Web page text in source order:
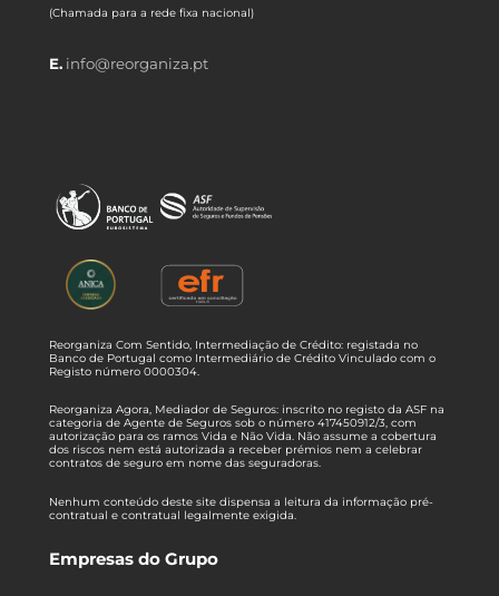
(Chamada para a rede fixa nacional)
E. info@reorganiza.pt
Reorganiza Com Sentido, Intermediação de Crédito: registada no
Banco de Portugal como Intermediário de Crédito Vinculado com o
Registo número 0000304.
Reorganiza Agora, Mediador de Seguros: inscrito no registo da ASF na
categoria de Agente de Seguros sob o número 417450912/3, com
autorização para os ramos Vida e Não Vida. Não assume a cobertura
dos riscos nem está autorizada a receber prémios nem a celebrar
contratos de seguro em nome das seguradoras.
Nenhum conteúdo deste site dispensa a leitura da informação pré-
contratual e contratual legalmente exigida.
Empresas do Grupo